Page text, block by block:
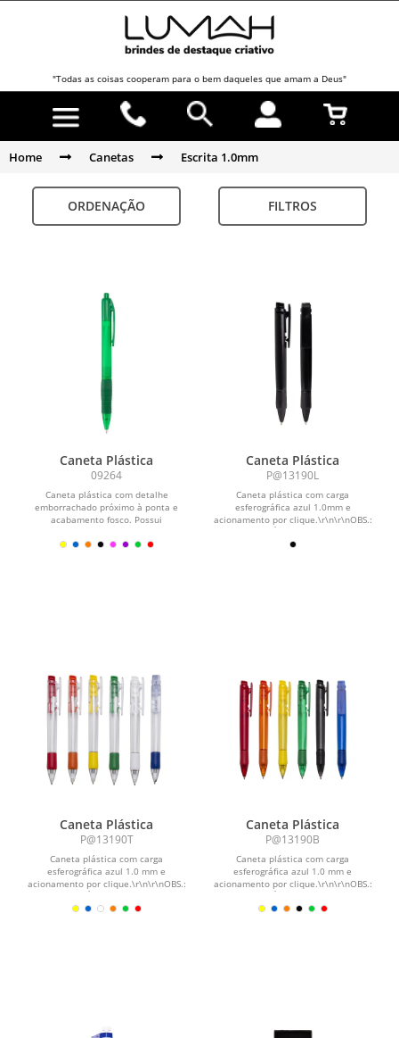
"Todas as coisas cooperam para o bem daqueles que amam a Deus"
Home Canetas Escrita 1.0mm
ORDENAÇÃO FILTROS
Caneta Plástica
09264
Caneta plástica com detalhe
emborrachado próximo à ponta e
acabamento fosco. Possui
Caneta Plástica
P@13190L
Caneta plástica com carga
esferográfica azul 1.0mm e
acionamento por clique.\r\n\r\nOBS.:
PEDIDOS MÍNIMO DE 50 PEÇAS!
Caneta Plástica
P@13190T
Caneta plástica com carga
esferográfica azul 1.0 mm e
acionamento por clique.\r\n\r\nOBS.:
PEDIDOS MÍNIMO DE 50 PEÇAS!
Caneta Plástica
P@13190B
Caneta plástica com carga
esferográfica azul 1.0 mm e
acionamento por clique.\r\n\r\nOBS.:
PEDIDOS MÍNIMO DE 50 PEÇAS!